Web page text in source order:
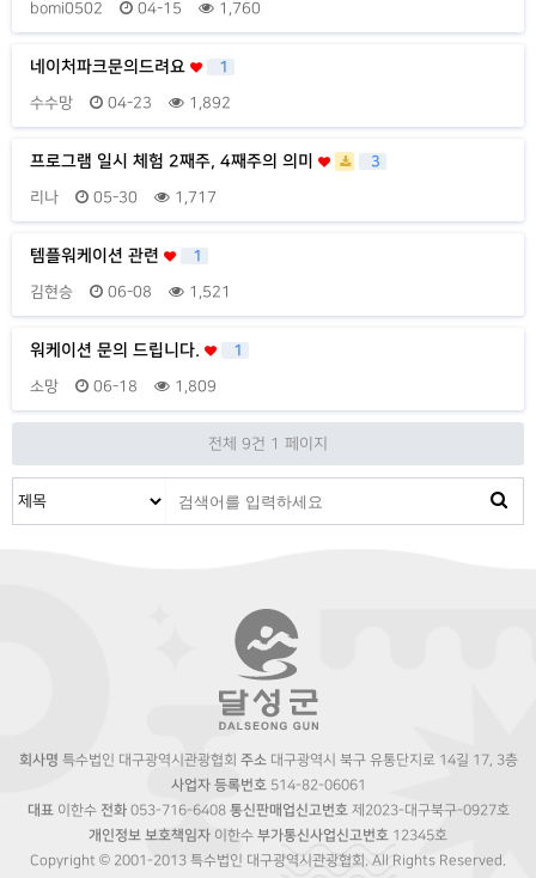
bomi0502 04-15 1,760
네이처파크문의드려요 1
수수망 04-23 1,892
프로그램 일시 체험 2째주, 4째주의 의미 3
리나 05-30 1,717
템플워케이션 관련 1
김현승 06-08 1,521
워케이션 문의 드립니다. 1
소망 06-18 1,809
전체 9건 1 페이지
회사명 특수법인 대구광역시관광협회 주소대구광역시 북구 유통단지로 14길 17, 3층
사업자 등록번호514-82-06061
대표이한수 전화053-716-6408 통신판매업신고번호제2023-대구북구-0927호
개인정보 보호책임자 이한수 부가통신사업신고번호 12345호
Copyright © 2001-2013 특수법인 대구광역시관광협회. All Rights Reserved.